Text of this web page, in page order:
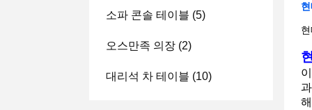
소파 콘솔 테이블 (5)
오스만족 의장 (2)
대리석 차 테이블 (10)